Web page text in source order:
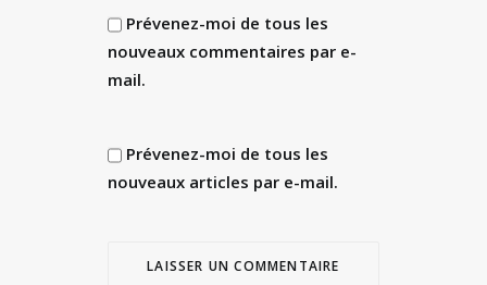
Prévenez-moi de tous les
nouveaux commentaires par e-
mail.
Prévenez-moi de tous les
nouveaux articles par e-mail.